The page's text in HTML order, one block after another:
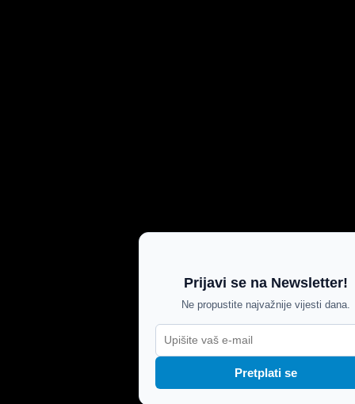
Prijavi se na Newsletter!
Ne propustite najvažnije vijesti dana.
Pretplati se